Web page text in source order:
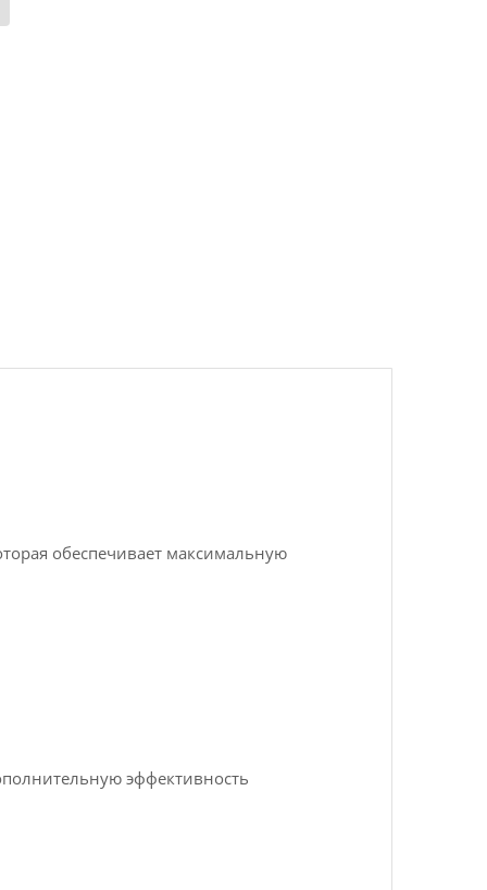
обеспечивает максимальную
эффективность